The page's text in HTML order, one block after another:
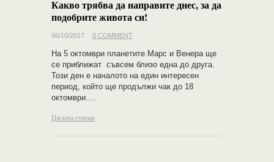
Какво трябва да направите днес, за да
подобрите живота си!
06/10/2017 0 COMMENT
На 5 октомври планетите Марс и Венера ще
се приближат съвсем близо една до друга.
Този ден е началото на един интересен
период, който ще продължи чак до 18
октомври.…
Цялата статия